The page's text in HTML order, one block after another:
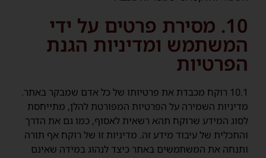
10. מסירת פרטים על ידי
המשתמש ומדיניות הגנת
הפרטיות
10.1 רוקח מכבדת את פרטיותו של כל אדם שמבקר באתר.
מדיניות השמירה על הפרטיות המפורטת להלן, מתייחסת
לסוג המידע שרוקח תהא רשאית לאסוף, כמו גם את הדרך
והתכלית של עיבוד מידע זה. מדיניות זו של רוקח אף תורה
ותנחה את המשתמשים באתר כיצד לנהוג במידה שאינם